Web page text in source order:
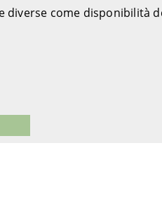
diverse come disponibilità